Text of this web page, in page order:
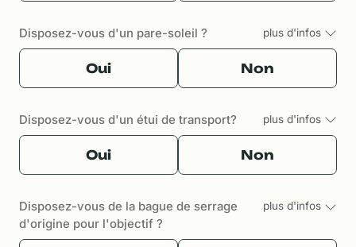
Disposez-vous d'un pare-soleil ? plus d'infos
Oui Non
Disposez-vous d'un étui de transport? plus d'infos
Oui Non
Disposez-vous de la bague de serrage
d'origine pour l'objectif ?
plus d'infos